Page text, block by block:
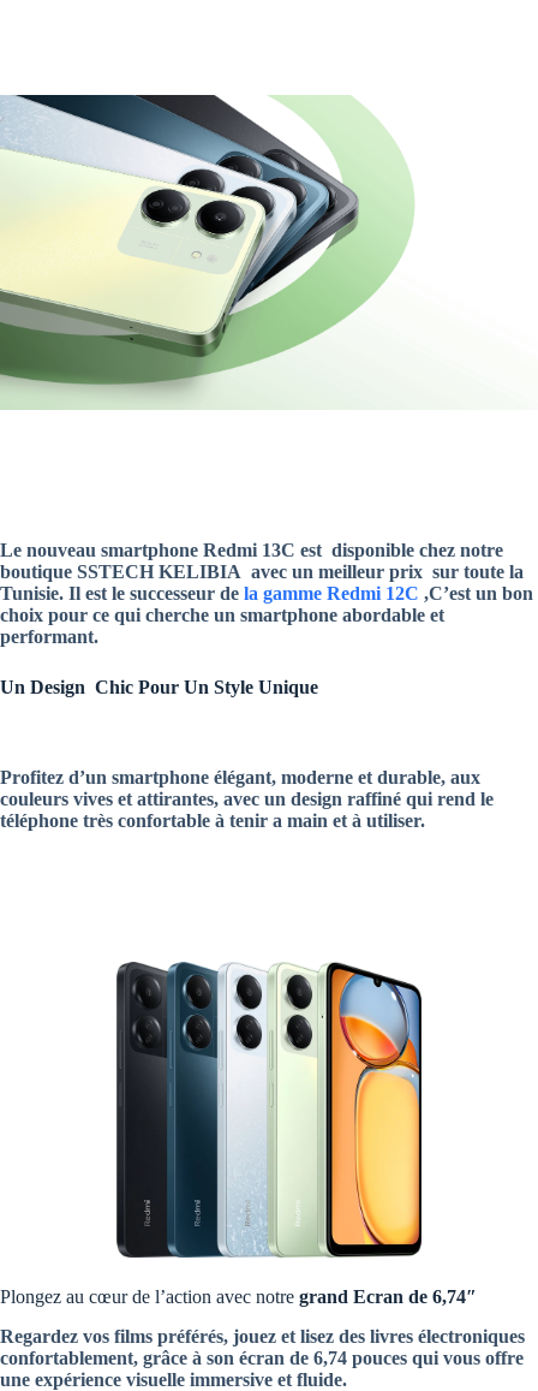
Le nouveau smartphone Redmi 13C est disponible chez notre
boutique SSTECH KELIBIA avec un meilleur prix sur toute la
Tunisie. Il est le successeur de la gamme Redmi 12C ,C’est un bon
choix pour ce qui cherche un smartphone abordable et
performant.
Un Design Chic Pour Un Style Unique
Profitez d’un smartphone élégant, moderne et durable, aux
couleurs vives et attirantes, avec un design raffiné qui rend le
téléphone très confortable à tenir a main et à utiliser.
Plongez au cœur de l’action avec notre grand Ecran de 6,74″
Regardez vos films préférés, jouez et lisez des livres électroniques
confortablement, grâce à son écran de 6,74 pouces qui vous offre
une expérience visuelle immersive et fluide.